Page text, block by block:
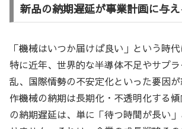
新品の納期遅延が事業計画に与
「機械はいつか届けば良い」という時代
特に近年、世界的な半導体不足やサプ
乱、国際情勢の不安定化といった要因
作機械の納期は長期化・不透明化する
の納期遅延は、単に「待つ時間が長い